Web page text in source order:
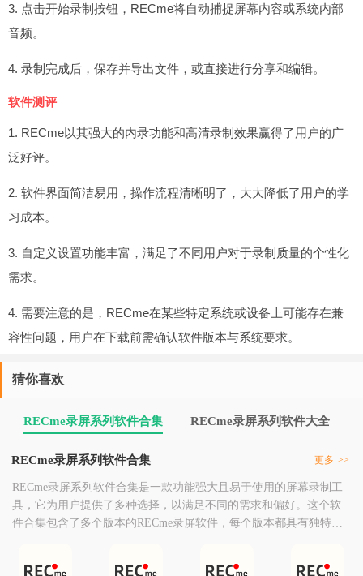
3. 点击开始录制按钮，RECme将自动捕捉屏幕内容或系统内部
音频。
4. 录制完成后，保存并导出文件，或直接进行分享和编辑。
软件测评
1. RECme以其强大的内录功能和高清录制效果赢得了用户的广
泛好评。
2. 软件界面简洁易用，操作流程清晰明了，大大降低了用户的学
习成本。
3. 自定义设置功能丰富，满足了不同用户对于录制质量的个性化
需求。
4. 需要注意的是，RECme在某些特定系统或设备上可能存在兼
容性问题，用户在下载前需确认软件版本与系统要求。
猜你喜欢
RECme录屏系列软件合集 RECme录屏系列软件大全
RECme录屏系列软件合集 更多 >>
RECme录屏系列软件合集是一款功能强大且易于使用的屏幕录制工
具，它为用户提供了多种选择，以满足不同的需求和偏好。这个软
件合集包含了多个版本的RECme录屏软件，每个版本都具有独特的